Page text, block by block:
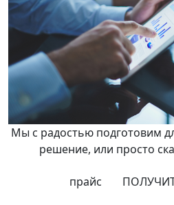
Мы с радостью подготовим
решение, или просто
прайс